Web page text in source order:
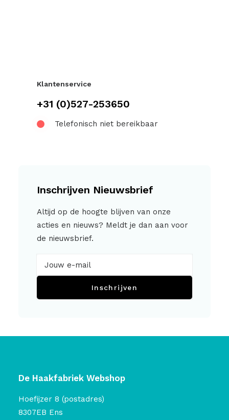
Klantenservice
+31 (0)527-253650
Telefonisch niet bereikbaar
Inschrijven Nieuwsbrief
Altijd op de hoogte blijven van onze
acties en nieuws? Meldt je dan aan voor
de nieuwsbrief.
Inschrijven
De Haakfabriek Webshop
Hoefijzer 8 (postadres)
8307EB Ens